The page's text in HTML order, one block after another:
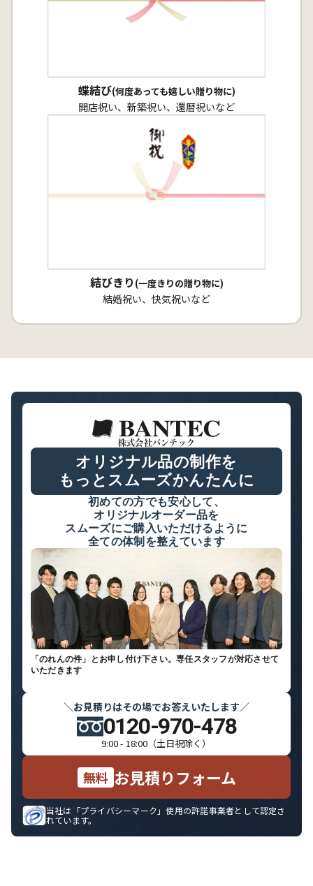
蝶結び(何度あっても嬉しい贈り物に)
開店祝い、新築祝い、還暦祝いなど
結びきり (一度きりの贈り物に)
結婚祝い、快気祝いなど
株式会社バンテック
オリジナル品の制作を
もっとスムーズかんたんに
初めての方でも安心して、
オリジナルオーダー品を
スムーズにご購入いただけるように
全ての体制を整えています
「のれんの件」とお申し付け下さい。専任スタッフが対応させて
いただきます
＼お見積りはその場でお答えいたします／
0120-970-478
9:00 - 18:00（土日祝除く）
無料 お見積りフォーム
当社は「プライバシーマーク」使用の許諾事業者として認定さ
れています。